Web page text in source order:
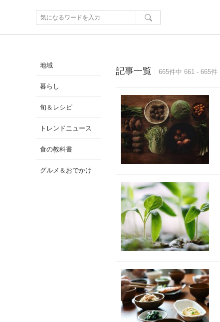
地域
暮らし
旬＆レシピ
トレンドニュース
食の教科書
グルメ＆おでかけ
記事一覧 665件中 661 - 665件